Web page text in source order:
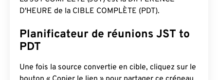
D'HEURE de la CIBLE COMPLÈTE (PDT).
Planificateur de réunions JST to
PDT
Une fois la source convertie en cible, cliquez sur le